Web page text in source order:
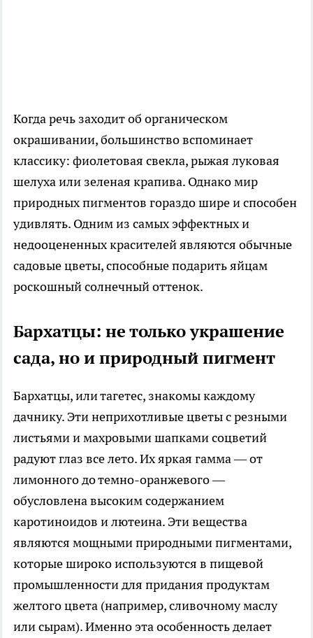
Когда речь заходит об органическом
окрашивании, большинство вспоминает
классику: фиолетовая свекла, рыжая луковая
шелуха или зеленая крапива. Однако мир
природных пигментов гораздо шире и способен
удивлять. Одним из самых эффектных и
недооцененных красителей являются обычные
садовые цветы, способные подарить яйцам
роскошный солнечный оттенок.
Бархатцы: не только украшение
сада, но и природный пигмент
Бархатцы, или тагетес, знакомы каждому
дачнику. Эти неприхотливые цветы с резными
листьями и махровыми шапками соцветий
радуют глаз все лето. Их яркая гамма — от
лимонного до темно-оранжевого —
обусловлена высоким содержанием
каротиноидов и лютеина. Эти вещества
являются мощными природными пигментами,
которые широко используются в пищевой
промышленности для придания продуктам
желтого цвета (например, сливочному маслу
или сырам). Именно эта особенность делает